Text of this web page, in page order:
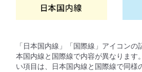
「日本国内線」「国際線」アイコンの
本国内線と国際線で内容が異なります
い項目は、日本国内線と国際線で同様